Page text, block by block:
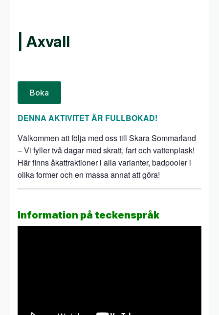
| Axvall
Boka
DENNA AKTIVITET ÄR FULLBOKAD!
Välkommen att följa med oss till Skara Sommarland
– Vi fyller två dagar med skratt, fart och vattenplask!
Här finns åkattraktioner i alla varianter, badpooler i
olika former och en massa annat att göra!
Information på teckenspråk